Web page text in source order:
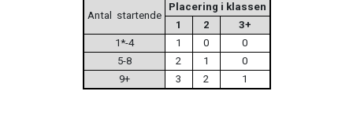
Antal startende
Placering i klassen
1
2
3+
1*-4
1 0
0
5-8
2 1
0
9+
3 2 1